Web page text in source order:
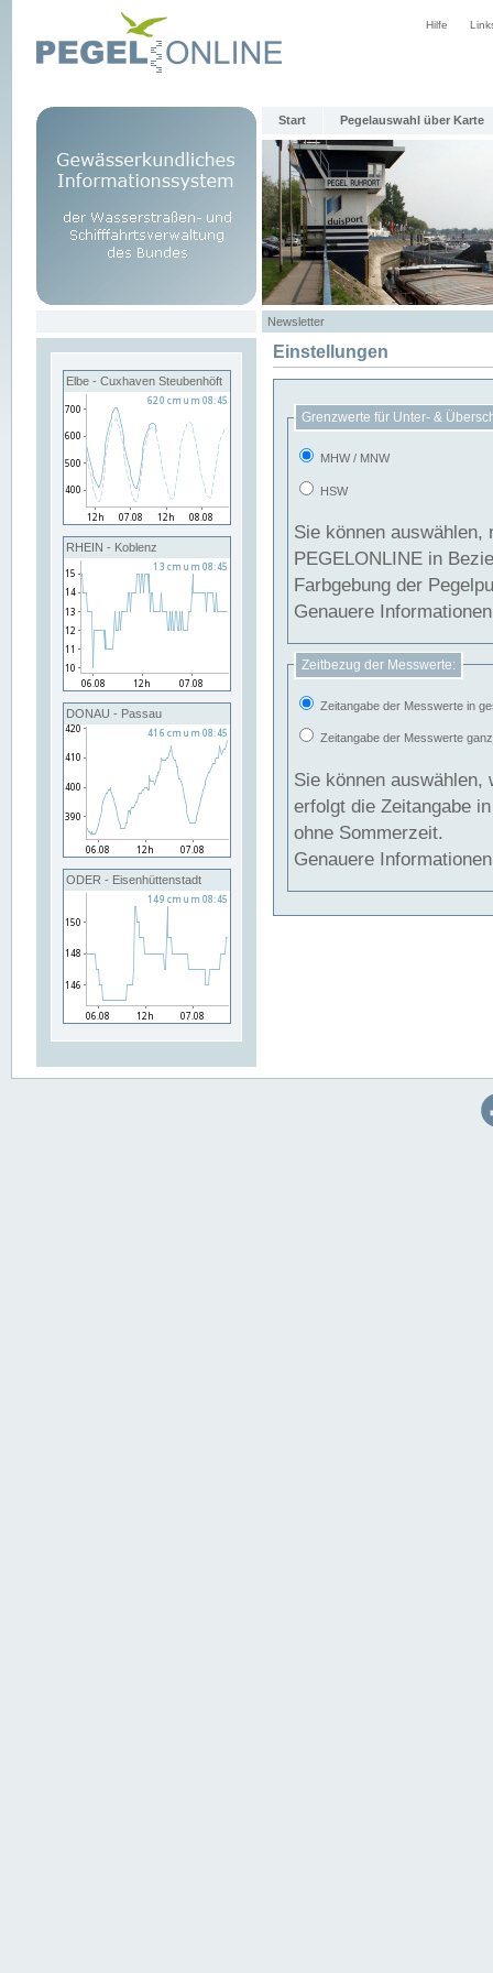
Hilfe
Start Pegelauswahl über Karte
Newsletter
Elbe - Cuxhaven Steubenhöft
RHEIN - Koblenz
DONAU - Passau
ODER - Eisenhüttenstadt
Einstellungen
Grenzwerte für Unter- &
MHW / MNW
HSW
Sie können
PEGELONLINE in Beziehung
Farbgebung der
Genauere
Zeitbezug der Messwerte:
Zeitangabe der Messwerte in
Zeitangabe der Messwerte
Sie können auswählen,
erfolgt die Zeitangabe
ohne Sommerzeit.
Genauere